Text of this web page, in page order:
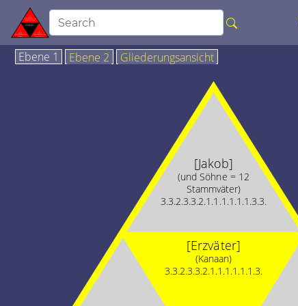
Ebene 1 Ebene 2 Gliederungsansicht
[Erzväter]
(Kanaan)
3.3.2.3.3.2.1.1.1.1.1.1.3.
[Jakob]
(und Söhne = 12
Stammväter)
3.3.2.3.3.2.1.1.1.1.1.1.3.3.